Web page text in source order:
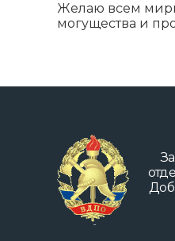
Желаю всем
могущества и